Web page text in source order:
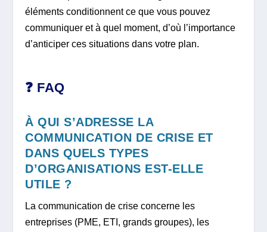
éléments conditionnent ce que vous pouvez
communiquer et à quel moment, d’où l’importance
d’anticiper ces situations dans votre plan.
❓ FAQ
À QUI S’ADRESSE LA
COMMUNICATION DE CRISE ET
DANS QUELS TYPES
D’ORGANISATIONS EST-ELLE
UTILE ?
La communication de crise concerne les
entreprises (PME, ETI, grands groupes), les